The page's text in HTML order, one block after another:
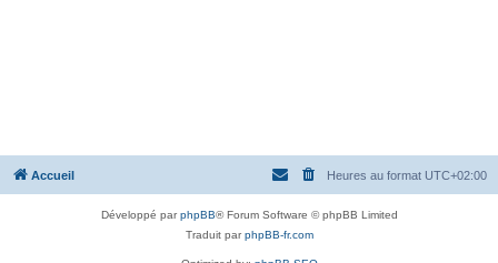
Accueil Heures au format UTC+02:00
Développé parphpBB® Forum Software © phpBB Limited
Traduit parphpBB-fr.com